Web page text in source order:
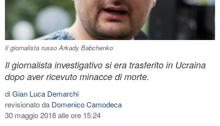
Il giornalista russo Arkady Babchenko
Il giornalista investigativo si era trasferito in Ucraina
dopo aver ricevuto minacce di morte.
diGian Luca Demarchi
revisionato da Domenico Camodeca
30 maggio 2018 alle ore 15:24